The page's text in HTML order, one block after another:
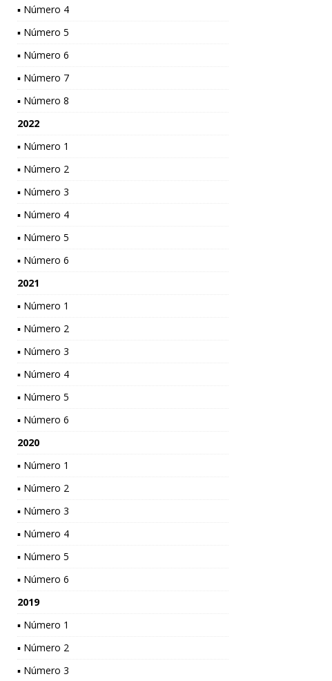
▪ Número 4
▪ Número 5
▪ Número 6
▪ Número 7
▪ Número 8
2022
▪ Número 1
▪ Número 2
▪ Número 3
▪ Número 4
▪ Número 5
▪ Número 6
2021
▪ Número 1
▪ Número 2
▪ Número 3
▪ Número 4
▪ Número 5
▪ Número 6
2020
▪ Número 1
▪ Número 2
▪ Número 3
▪ Número 4
▪ Número 5
▪ Número 6
2019
▪ Número 1
▪ Número 2
▪ Número 3